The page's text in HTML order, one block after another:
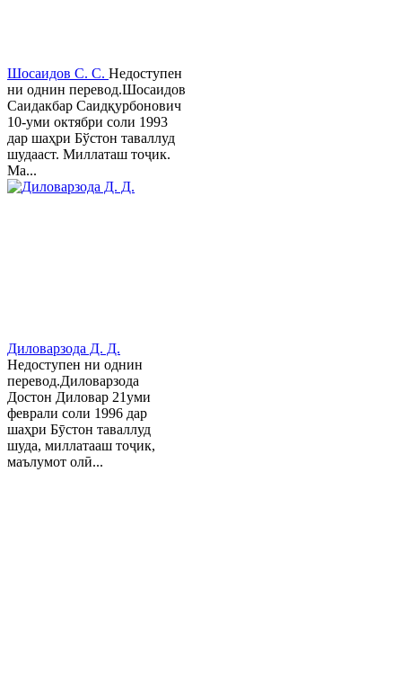
Шосаидов С. С. Недоступен
ни однин перевод.Шосаидов
Саидакбар Саидқурбонович
10-уми октябри соли 1993
дар шаҳри Бўстон таваллуд
шудааст. Миллаташ тоҷик.
Ма...
Диловарзода Д. Д.
Недоступен ни однин
перевод.Диловарзода
Достон Диловар 21уми
феврали соли 1996 дар
шаҳри Бӯстон таваллуд
шуда, миллатааш тоҷик,
маълумот олӣ...